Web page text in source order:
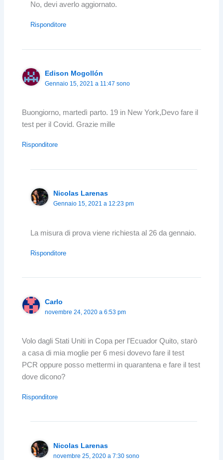
No, devi averlo aggiornato.
Risponditore
Edison Mogollón
Gennaio 15, 2021 a 11:47 sono
Buongiorno, martedì parto. 19 in New York,Devo fare il
test per il Covid. Grazie mille
Risponditore
Nicolas Larenas
Gennaio 15, 2021 a 12:23 pm
La misura di prova viene richiesta al 26 da gennaio.
Risponditore
Carlo
novembre 24, 2020 a 6:53 pm
Volo dagli Stati Uniti in Copa per l'Ecuador Quito, starò
a casa di mia moglie per 6 mesi dovevo fare il test
PCR oppure posso mettermi in quarantena e fare il test
dove dicono?
Risponditore
Nicolas Larenas
novembre 25, 2020 a 7:30 sono